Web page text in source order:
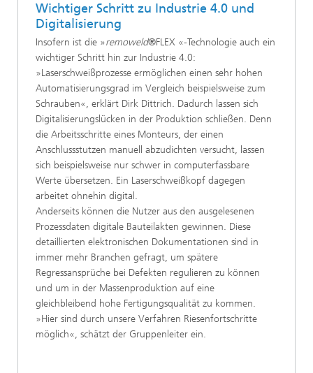
Wichtiger Schritt zu Industrie 4.0 und
Digitalisierung
Insofern ist die »remoweld®FLEX «-Technologie auch ein
wichtiger Schritt hin zur Industrie 4.0:
»Laserschweißprozesse ermöglichen einen sehr hohen
Automatisierungsgrad im Vergleich beispielsweise zum
Schrauben«, erklärt Dirk Dittrich. Dadurch lassen sich
Digitalisierungslücken in der Produktion schließen. Denn
die Arbeitsschritte eines Monteurs, der einen
Anschlussstutzen manuell abzudichten versucht, lassen
sich beispielsweise nur schwer in computerfassbare
Werte übersetzen. Ein Laserschweißkopf dagegen
arbeitet ohnehin digital.
Anderseits können die Nutzer aus den ausgelesenen
Prozessdaten digitale Bauteilakten gewinnen. Diese
detaillierten elektronischen Dokumentationen sind in
immer mehr Branchen gefragt, um spätere
Regressansprüche bei Defekten regulieren zu können
und um in der Massenproduktion auf eine
gleichbleibend hohe Fertigungsqualität zu kommen.
»Hier sind durch unsere Verfahren Riesenfortschritte
möglich«, schätzt der Gruppenleiter ein.